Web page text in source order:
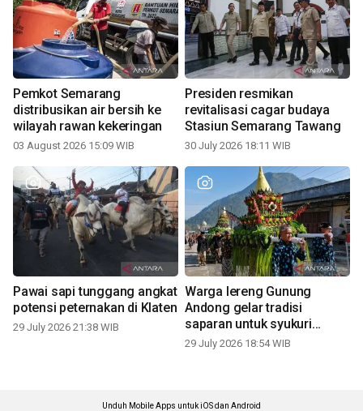
Pemkot Semarang
distribusikan air bersih ke
wilayah rawan kekeringan
03 August 2026 15:09 WIB
Presiden resmikan
revitalisasi cagar budaya
Stasiun Semarang Tawang
30 July 2026 18:11 WIB
Pawai sapi tunggang angkat
potensi peternakan di Klaten
29 July 2026 21:38 WIB
Warga lereng Gunung
Andong gelar tradisi
saparan untuk syukuri
panen
29 July 2026 18:54 WIB
Unduh Mobile Apps untuk iOS dan Android